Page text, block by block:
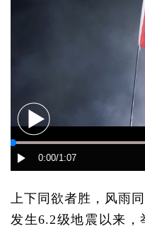
上下同欲者胜，风雨
发生6.2级地震以来